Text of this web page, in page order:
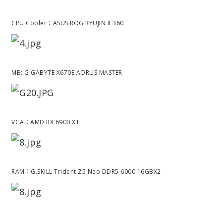
CPU Cooler：ASUS ROG RYUJIN II 360
MB: GIGABYTE X670E AORUS MASTER
VGA：AMD RX 6900 XT
RAM：G.SKILL Trident Z5 Neo DDR5 6000 16GBX2